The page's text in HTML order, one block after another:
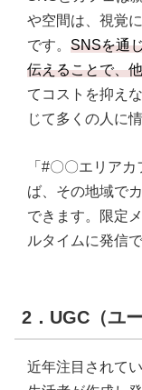
や空間は、視覚
です。 SNSを通
伝えることで、
てコストを抑え
じて多くの人に
「#〇〇エリア
ば、その地域で
できます。限定
ルタイムに発信
2．UGC（ユ
近年注目されて